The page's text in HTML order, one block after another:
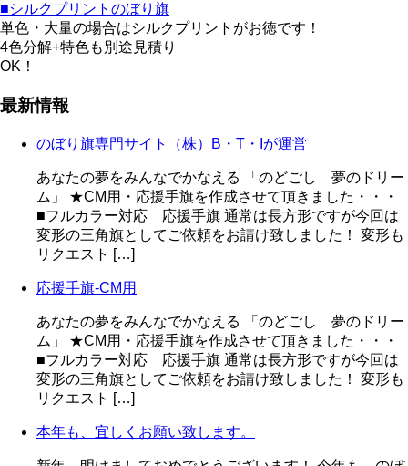
■シルクプリントのぼり旗
単色・大量の場合はシルクプリントがお徳です！
4色分解+特色も別途見積り
OK！
最新情報
のぼり旗専門サイト（株）B・T・Iが運営
あなたの夢をみんなでかなえる 「のどごし 夢のドリー
ム」 ★CM用・応援手旗を作成させて頂きました・・・
■フルカラー対応 応援手旗 通常は長方形ですが今回は
変形の三角旗としてご依頼をお請け致しました！ 変形も
リクエスト […]
応援手旗-CM用
あなたの夢をみんなでかなえる 「のどごし 夢のドリー
ム」 ★CM用・応援手旗を作成させて頂きました・・・
■フルカラー対応 応援手旗 通常は長方形ですが今回は
変形の三角旗としてご依頼をお請け致しました！ 変形も
リクエスト […]
本年も、宜しくお願い致します。